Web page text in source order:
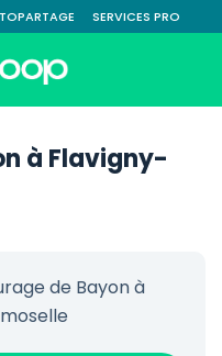
SERVICES PRO
à Flavigny-
de Bayon à